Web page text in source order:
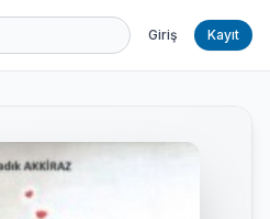
Giriş Kayıt